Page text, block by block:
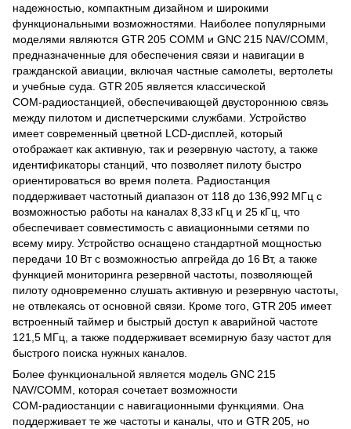
надежностью, компактным дизайном и широкими
функциональными возможностями. Наиболее популярными
моделями являются GTR 205 COMM и GNC 215 NAV/COMM,
предназначенные для обеспечения связи и навигации в
гражданской авиации, включая частные самолеты, вертолеты
и учебные суда. GTR 205 является классической
COM‑радиостанцией, обеспечивающей двустороннюю связь
между пилотом и диспетчерскими службами. Устройство
имеет современный цветной LCD‑дисплей, который
отображает как активную, так и резервную частоту, а также
идентификаторы станций, что позволяет пилоту быстро
ориентироваться во время полета. Радиостанция
поддерживает частотный диапазон от 118 до 136,992 МГц с
возможностью работы на каналах 8,33 кГц и 25 кГц, что
обеспечивает совместимость с авиационными сетями по
всему миру. Устройство оснащено стандартной мощностью
передачи 10 Вт с возможностью апгрейда до 16 Вт, а также
функцией мониторинга резервной частоты, позволяющей
пилоту одновременно слушать активную и резервную частоты,
не отвлекаясь от основной связи. Кроме того, GTR 205 имеет
встроенный таймер и быстрый доступ к аварийной частоте
121,5 МГц, а также поддерживает всемирную базу частот для
быстрого поиска нужных каналов.
Более функциональной является модель GNC 215
NAV/COMM, которая сочетает возможности
COM‑радиостанции с навигационными функциями. Она
поддерживает те же частоты и каналы, что и GTR 205, но